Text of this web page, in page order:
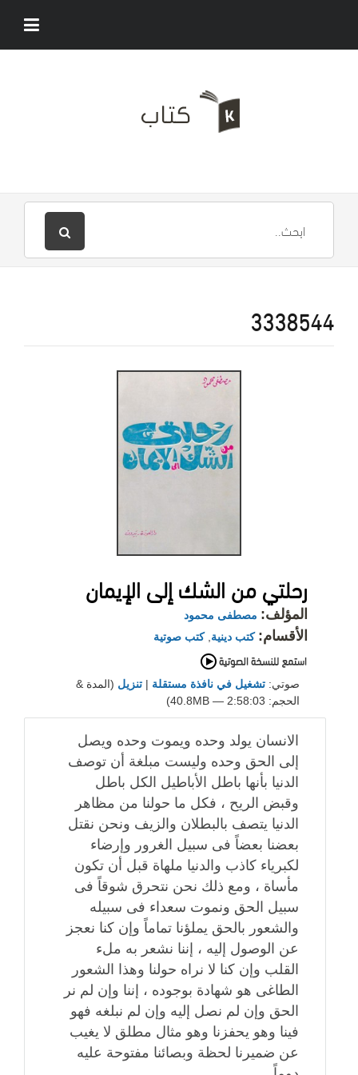
3338544
رحلتي من الشك إلى الإيمان
المؤلف: مصطفى محمود
الأقسام: كتب دينية ,كتب صوتية
صوتي: تشغيل في نافذة مستقلة | تنزيل (المدة &
الحجم: 2:58:03 — 40.8MB)
الانسان يولد وحده ويموت وحده ويصل
إلى الحق وحده وليست مبلغة أن توصف
الدنيا بأنها باطل الأباطيل الكل باطل
وقبض الريح ، فكل ما حولنا من مظاهر
الدنيا يتصف بالبطلان والزيف ونحن نقتل
بعضنا بعضاً فى سبيل الغرور وإرضاء
لكبرياء كاذب والدنيا ملهاة قبل أن تكون
مأساة ، ومع ذلك نحن نتحرق شوقاً فى
سبيل الحق ونموت سعداء فى سبيله
والشعور بالحق يملؤنا تماماً وإن كنا نعجز
عن الوصول إليه ، إننا نشعر به ملء
القلب وإن كنا لا نراه حولنا وهذا الشعور
الطاغى هو شهادة بوجوده ، إننا وإن لم نر
الحق وإن لم نصل إليه وإن لم نبلغه فهو
فينا وهو يحفزنا وهو مثال مطلق لا يغيب
عن ضميرنا لحظة وبصائنا مفتوحة عليه